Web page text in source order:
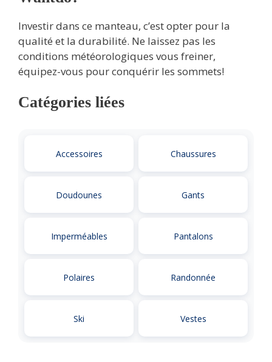
Investir dans ce manteau, c’est opter pour la
qualité et la durabilité. Ne laissez pas les
conditions météorologiques vous freiner,
équipez-vous pour conquérir les sommets!
Catégories liées
Accessoires Chaussures
Doudounes Gants
Imperméables Pantalons
Polaires Randonnée
Ski Vestes